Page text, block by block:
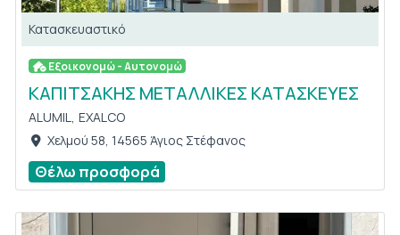
Κατασκευαστικό
Εξοικονομώ - Αυτονομώ
ΚΑΠΙΤΣΑΚΗΣ ΜΕΤΑΛΛΙΚΕΣ ΚΑΤΑΣΚΕΥΕΣ
ALUMIL,
EXALCO
Χελμού 58, 14565 Άγιος Στέφανος
Θέλω προσφορά